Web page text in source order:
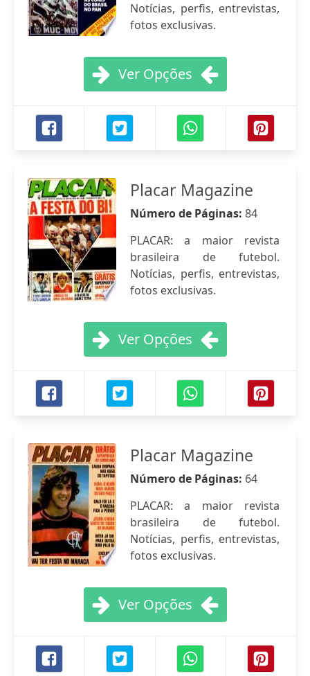
Notícias, perfis, entrevistas,
fotos exclusivas.
Ver Opções
Placar Magazine
Número de Páginas: 84
PLACAR: a maior revista
brasileira de futebol.
Notícias, perfis, entrevistas,
fotos exclusivas.
Ver Opções
Placar Magazine
Número de Páginas: 64
PLACAR: a maior revista
brasileira de futebol.
Notícias, perfis, entrevistas,
fotos exclusivas.
Ver Opções